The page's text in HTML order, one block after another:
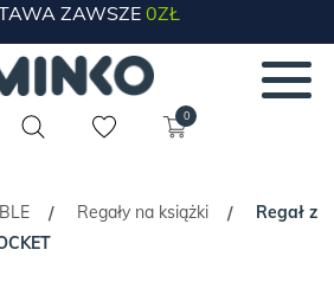
ZAWSZE 0ZŁ
0
/ Regały na książki /
Regał z